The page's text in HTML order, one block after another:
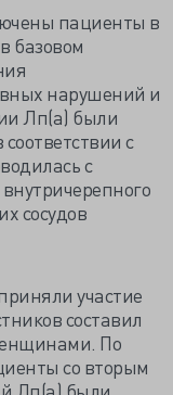
пациенты в
базовом
нарушений и
Лп(а) были
с
с
сосудов
участие
составил
По
со вторым